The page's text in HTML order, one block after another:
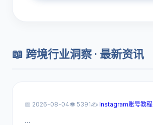
📖 跨境行业洞察 · 最新资讯
📅 2026-08-04👁️ 5391✍️ Instagram账号教程
…